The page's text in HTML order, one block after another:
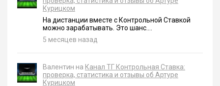
Курицком
На дистанции вместе с Контрольной Ставкой
можно зарабатывать. Это шанс....
5 месяцев назад
Валентин на Канал ТГ Контрольная Ставка:
проверка, статистика и отзывы об Артуре
Курицком